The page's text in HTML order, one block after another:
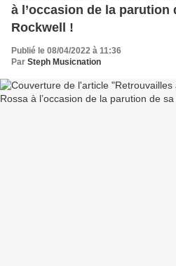
à l’occasion de la parution
Rockwell !
Publié le 08/04/2022 à 11:36
Par Steph Musicnation